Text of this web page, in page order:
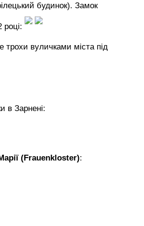
будинок). Замок
році:
трохи вуличками міста під
в Зарнені:
(Frauenkloster):